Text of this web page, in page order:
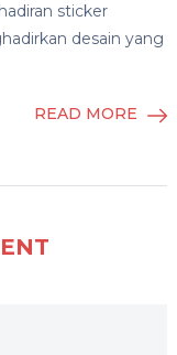
sticker
desain yang
READ MORE